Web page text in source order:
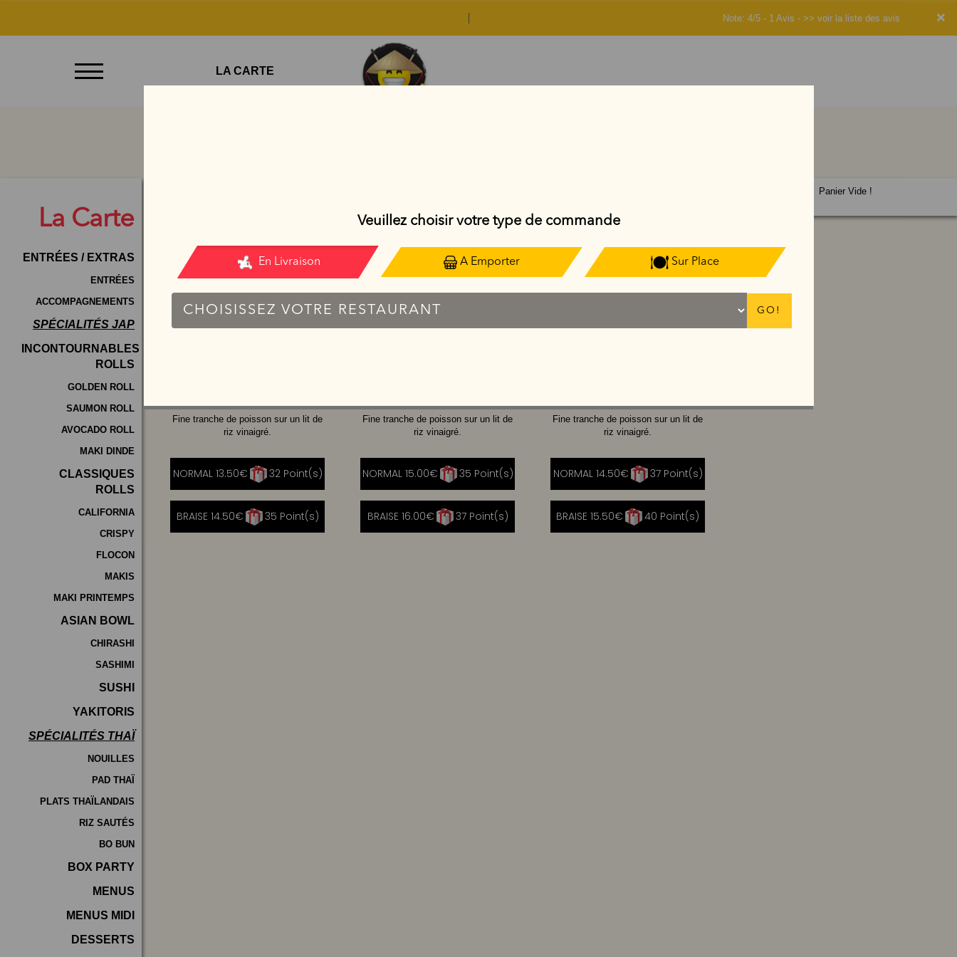
×
Note: 4/5 - 1 Avis - >> voir la liste des avis
Emporter
Contact
Mentions
Légales
Programme
De
Fidélité
Vos
Avis
de
LA CARTE
La Carte
ENTRÉES / EXTRAS
ENTRÉES
ACCOMPAGNEMENTS
SPÉCIALITÉS JAP
INCONTOURNABLES
ROLLS
GOLDEN ROLL
SAUMON ROLL
AVOCADO ROLL
MAKI DINDE
CLASSIQUES
ROLLS
CALIFORNIA
CRISPY
FLOCON
MAKIS
MAKI PRINTEMPS
ASIAN BOWL
CHIRASHI
SASHIMI
SUSHI
YAKITORIS
SPÉCIALITÉS THAÏ
NOUILLES
PAD THAÏ
PLATS THAÏLANDAIS
RIZ SAUTÉS
BO BUN
BOX PARTY
MENUS
MENUS MIDI
DESSERTS
Fine tranche de poisson sur un lit de
riz vinaigré.
|
NORMAL 13.50€ 32 Point(s)
|
BRAISE 14.50€ 35 Point(s)
Fine tranche de poisson sur un lit de
riz vinaigré.
|
NORMAL 15.00€ 35 Point(s)
|
BRAISE 16.00€ 37 Point(s)
Fine tranche de poisson sur un lit de
riz vinaigré.
|
NORMAL 14.50€ 37 Point(s)
|
BRAISE 15.50€ 40 Point(s)
Panier Vide !